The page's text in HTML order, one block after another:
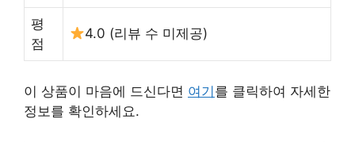
평
점
4.0 (리뷰 수 미제공)
이 상품이 마음에 드신다면 여기를 클릭하여 자세한
정보를 확인하세요.